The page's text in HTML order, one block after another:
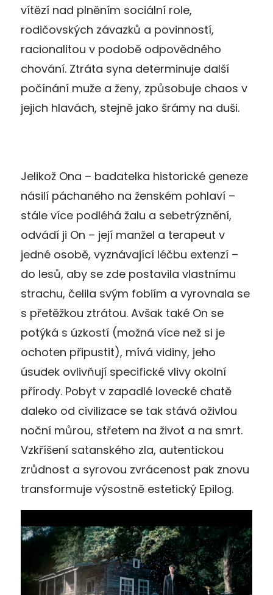
vítězí nad plněním sociální role,
rodičovských závazků a povinností,
racionalitou v podobě odpovědného
chování. Ztráta syna determinuje další
počínání muže a ženy, způsobuje chaos v
jejich hlavách, stejně jako šrámy na duši.
Jelikož Ona – badatelka historické geneze
násilí páchaného na ženském pohlaví –
stále více podléhá žalu a sebetrýznění,
odvádí ji On – její manžel a terapeut v
jedné osobě, vyznávající léčbu extenzí –
do lesů, aby se zde postavila vlastnímu
strachu, čelila svým fobiím a vyrovnala se
s přetěžkou ztrátou. Avšak také On se
potýká s úzkostí (možná více než si je
ochoten připustit), mívá vidiny, jeho
úsudek ovlivňují specifické vlivy okolní
přírody. Pobyt v zapadlé lovecké chatě
daleko od civilizace se tak stává oživlou
noční můrou, střetem na život a na smrt.
Vzkříšení satanského zla, autentickou
zrůdnost a syrovou zvrácenost pak znovu
transformuje výsostně estetický Epilog.